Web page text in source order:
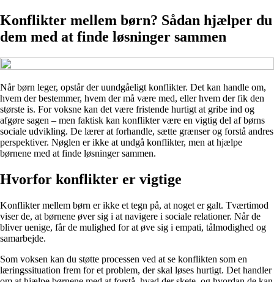
Konflikter mellem børn? Sådan hjælper du
dem med at finde løsninger sammen
Når børn leger, opstår der uundgåeligt konflikter. Det kan handle om,
hvem der bestemmer, hvem der må være med, eller hvem der fik den
største is. For voksne kan det være fristende hurtigt at gribe ind og
afgøre sagen – men faktisk kan konflikter være en vigtig del af børns
sociale udvikling. De lærer at forhandle, sætte grænser og forstå andres
perspektiver. Nøglen er ikke at undgå konflikter, men at hjælpe
børnene med at finde løsninger sammen.
Hvorfor konflikter er vigtige
Konflikter mellem børn er ikke et tegn på, at noget er galt. Tværtimod
viser de, at børnene øver sig i at navigere i sociale relationer. Når de
bliver uenige, får de mulighed for at øve sig i empati, tålmodighed og
samarbejde.
Som voksen kan du støtte processen ved at se konflikten som en
læringssituation frem for et problem, der skal løses hurtigt. Det handler